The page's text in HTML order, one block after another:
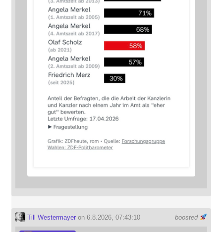
boosted
Till Westermayeron 6.8.2026, 07:43:10